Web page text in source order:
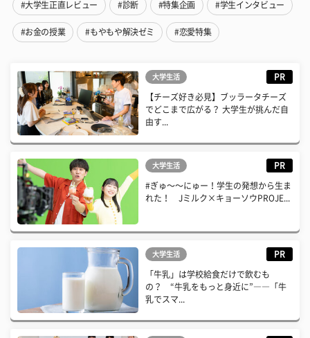
#大学生正直レビュー #診断 #特集企画 #学生インタビュー
#お金の授業 #もやもや解決ゼミ #恋愛特集
大学生活 PR
【チーズ好き必見】ブッラータチーズ
でどこまで広がる？ 大学生が挑んだ自
由す...
大学生活 PR
#ぎゅ〜〜にゅー！学生の発想から生ま
れた！ Jミルク×キョーソウPROJE...
大学生活 PR
「牛乳」は学校給食だけで飲むも
の？ “牛乳をもっと身近に”――「牛
乳でスマ...